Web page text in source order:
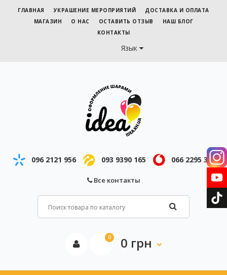
ГЛАВНАЯ УКРАШЕНИЕ МЕРОПРИЯТИЙ
ДОСТАВКА И ОПЛАТА
МАГАЗИН
О НАС ОСТАВИТЬ ОТЗЫВ
НАШ БЛОГ
КОНТАКТЫ
Язык
096 2121 956 093 9390 165 066 2295 343
Все контакты
0 0 грн